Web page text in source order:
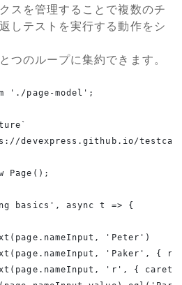
スを管理することで複数のチ
しテストを実行する動作をシ
つのループに集約できます。
'./page-model';
devexpress.github.io/
Page();
basics', async t => {
'Peter')
'Paker', {
'r', {